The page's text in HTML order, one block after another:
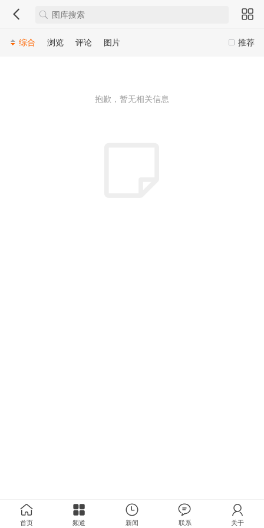
推荐
综合 浏览 评论 图片
抱歉，暂无相关信息
首页 频道 新闻 联系 关于